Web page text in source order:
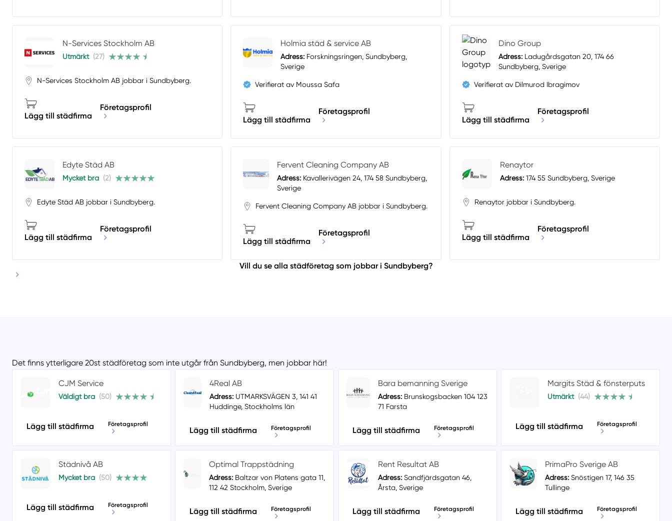
N-Services Stockholm AB
Utmärkt (27)
N-Services Stockholm AB jobbar i Sundbyberg.
Lägg till städfirma
Företagsprofil
Holmia städ & service AB
Adress:Forskningsringen, Sundbyberg,
Sverige
Verifierat av Moussa Safa
Lägg till städfirma
Företagsprofil
Dino Group
Adress:Ladugårdsgatan 20, 174 66
Sundbyberg, Sverige
Verifierat av Dilmurod Ibragimov
Lägg till städfirma
Företagsprofil
Edyte Städ AB
Mycket bra (2)
Edyte Städ AB jobbar i Sundbyberg.
Lägg till städfirma
Företagsprofil
Fervent Cleaning Company AB
Adress: Kavallerivägen 24, 174 58 Sundbyberg,
Sverige
Fervent Cleaning Company AB jobbar i Sundbyberg.
Lägg till städfirma
Företagsprofil
Renaytor
Adress:174 55 Sundbyberg, Sverige
Renaytor jobbar i Sundbyberg.
Lägg till städfirma
Företagsprofil
Vill du se alla städföretag som jobbar i Sundbyberg?
Det finns ytterligare 20st städföretag som inte utgår från Sundbyberg, men jobbar här!
CJM Service
Väldigt bra (50)
Lägg till städfirma Företagsprofil
4Real AB
Adress:UTMARKSVÄGEN 3, 141 41
Huddinge, Stockholms län
Lägg till städfirma Företagsprofil
Bara bemanning Sverige
Adress: Brunskogsbacken 104 123
71 Farsta
Lägg till städfirma Företagsprofil
Margits Städ & fönsterputs
Utmärkt (44)
Lägg till städfirma Företagsprofil
Städnivå AB
Mycket bra (50)
Lägg till städfirma Företagsprofil
Optimal Trappstädning
Adress:Baltzar von Platens gata 11,
112 42 Stockholm, Sverige
Lägg till städfirma Företagsprofil
Rent Resultat AB
Adress: Sandfjärdsgatan 46,
Årsta, Sverige
Lägg till städfirma Företagsprofil
PrimaPro Sverige AB
Adress: Snöstigen 17, 146 35
Tullinge
Lägg till städfirma Företagsprofil